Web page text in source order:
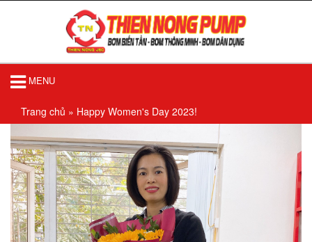
MENU
Trang chủ » Happy Women's Day 2023!